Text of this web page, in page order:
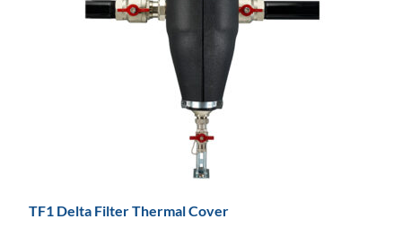
TF1 Delta Filter Thermal Cover